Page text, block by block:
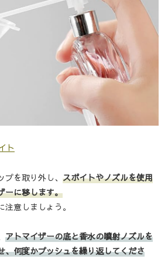
ト
を取り外し、 スポイトやノズルを使用
ーに移します。
意しましょう。
アトマイザーの底と香水の噴射ノズルを
、何度かプッシュを繰り返してくださ